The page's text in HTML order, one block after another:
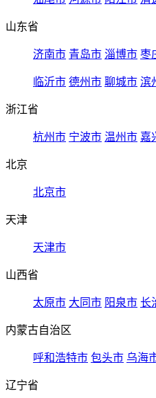
山东省
济南市 青岛市 淄博市 枣
临沂市 德州市 聊城市 滨
浙江省
杭州市 宁波市 温州市 嘉
北京
北京市
天津
天津市
山西省
太原市 大同市 阳泉市 长
内蒙古自治区
呼和浩特市 包头市 乌海
辽宁省